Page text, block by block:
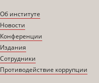
Об институте
Новости
Конференции
Издания
Сотрудники
Противодействие коррупции